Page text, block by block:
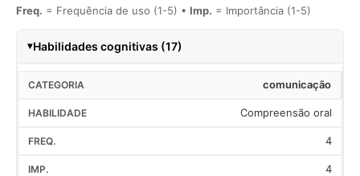
Freq. = Frequência de uso (1-5) • Imp. = Importância (1-5)
Habilidades cognitivas (17)
comunicação
Compreensão oral
4
4